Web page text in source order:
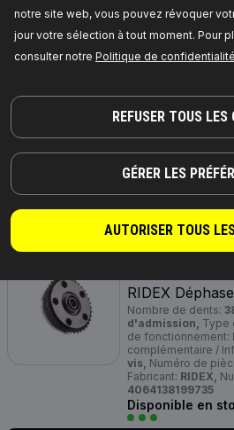
notre site web, vous pouvez révoquer
jour votre sélection à tout moment. Pour
consulter notre Politique de confidentialité
REFUSER TOUS LES
GÉRER LES
AUTORISER TOUS
TARIF
4106C0021
RIDEX
Nombre de dents:
Courroie,Type de
hydraulique,
4106C0021,
4064138196871
Disponible en
RIDEX
Nombre de dents:
d'admission, Type
de fonctionnement:
complémentaire /
vis, Numéro de
Fabricant: RIDEX,
4064138199735
Disponible en